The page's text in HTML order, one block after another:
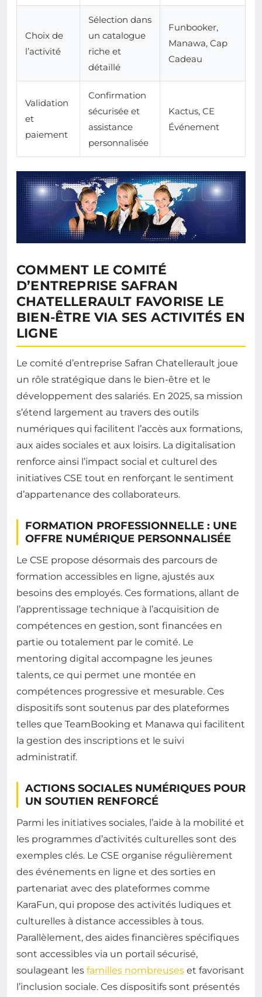
Choix de
l’activité
Sélection dans
un catalogue
riche et
détaillé
Funbooker,
Manawa, Cap
Cadeau
Validation
et
paiement
Confirmation
sécurisée et
assistance
personnalisée
Kactus, CE
Événement
COMMENT LE COMITÉ
D’ENTREPRISE SAFRAN
CHATELLERAULT FAVORISE LE
BIEN-ÊTRE VIA SES ACTIVITÉS EN
LIGNE
Le comité d’entreprise Safran Chatellerault joue
un rôle stratégique dans le bien-être et le
développement des salariés. En 2025, sa mission
s’étend largement au travers des outils
numériques qui facilitent l’accès aux formations,
aux aides sociales et aux loisirs. La digitalisation
renforce ainsi l’impact social et culturel des
initiatives CSE tout en renforçant le sentiment
d’appartenance des collaborateurs.
FORMATION PROFESSIONNELLE : UNE
OFFRE NUMÉRIQUE PERSONNALISÉE
Le CSE propose désormais des parcours de
formation accessibles en ligne, ajustés aux
besoins des employés. Ces formations, allant de
l’apprentissage technique à l’acquisition de
compétences en gestion, sont financées en
partie ou totalement par le comité. Le
mentoring digital accompagne les jeunes
talents, ce qui permet une montée en
compétences progressive et mesurable. Ces
dispositifs sont soutenus par des plateformes
telles que TeamBooking et Manawa qui facilitent
la gestion des inscriptions et le suivi
administratif.
ACTIONS SOCIALES NUMÉRIQUES POUR
UN SOUTIEN RENFORCÉ
Parmi les initiatives sociales, l’aide à la mobilité et
les programmes d’activités culturelles sont des
exemples clés. Le CSE organise régulièrement
des événements en ligne et des sorties en
partenariat avec des plateformes comme
KaraFun, qui propose des activités ludiques et
culturelles à distance accessibles à tous.
Parallèlement, des aides financières spécifiques
sont accessibles via un portail sécurisé,
soulageant les familles nombreuses et favorisant
l’inclusion sociale. Ces dispositifs sont présentés